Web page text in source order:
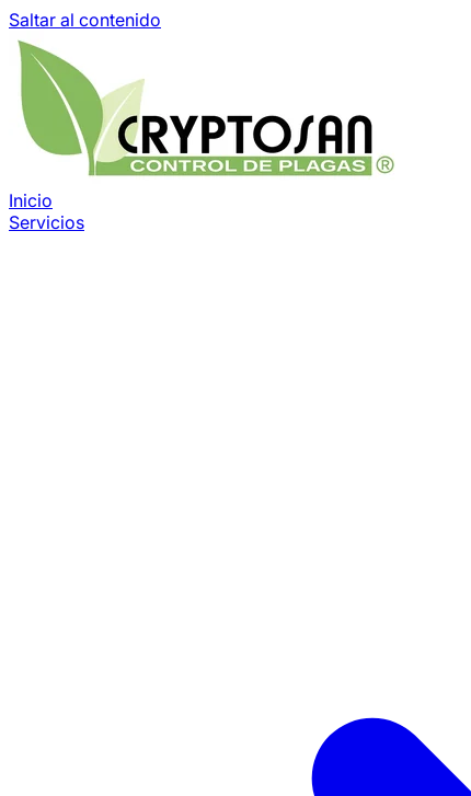
Saltar al contenido
Inicio
Servicios